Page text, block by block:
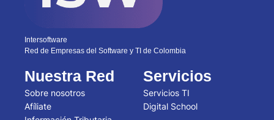
Intersoftware
Red de Empresas del Software y TI de Colombia
Nuestra Red
Sobre nosotros
Afíliate
Servicios
Servicios TI
Digital School